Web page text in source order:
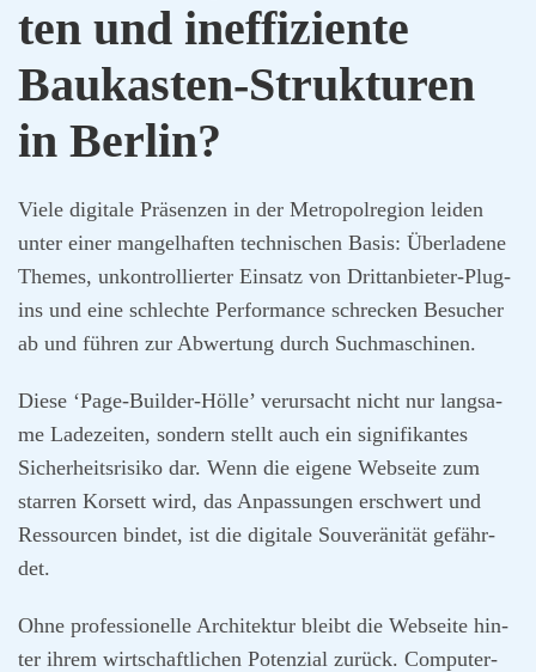
ten und inef­fi­zi­en­te
Bau­kas­ten-Struk­tu­ren
in Ber­lin?
Vie­le digi­ta­le Prä­sen­zen in der Metro­pol­re­gi­on lei­den
unter einer man­gel­haf­ten tech­ni­schen Basis: Über­la­de­ne
The­mes, unkon­trol­lier­ter Ein­satz von Dritt­an­bie­ter-Plug­
ins und eine schlech­te Per­for­mance schre­cken Besu­cher
ab und füh­ren zur Abwer­tung durch Such­ma­schi­nen.
Die­se ‘Page-Buil­der-Höl­le’ ver­ur­sacht nicht nur lang­sa­
me Lade­zei­ten, son­dern stellt auch ein signi­fi­kan­tes
Sicher­heits­ri­si­ko dar. Wenn die eige­ne Web­sei­te zum
star­ren Kor­sett wird, das Anpas­sun­gen erschwert und
Res­sour­cen bin­det, ist die digi­ta­le Sou­ve­rä­ni­tät gefähr­
det.
Ohne pro­fes­sio­nel­le Archi­tek­tur bleibt die Web­sei­te hin­
ter ihrem wirt­schaft­li­chen Poten­zi­al zurück. Com­pu­ter­